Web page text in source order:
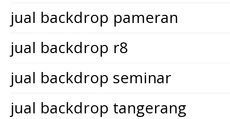
jual backdrop pameran
jual backdrop r8
jual backdrop seminar
jual backdrop tangerang